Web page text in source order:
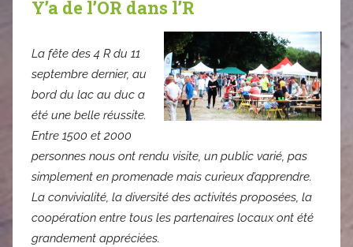
Y’a de l’OR dans l’R
La fête des 4 R du 11
septembre dernier, au
bord du lac au duc a
été une belle réussite.
Entre 1500 et 2000
personnes nous ont rendu visite, un public varié, pas
simplement en promenade mais curieux d’apprendre.
La convivialité, la diversité des activités proposées, la
coopération entre tous les partenaires locaux ont été
grandement appréciées.